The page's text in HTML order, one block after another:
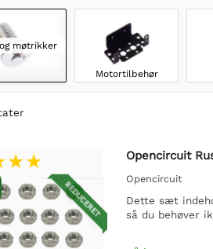
møtrikker
Motortilbehør
REDUCERET
Opencircuit
Opencircuit
Dette sæt
så du behøver